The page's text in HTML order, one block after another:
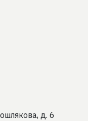
д. 6